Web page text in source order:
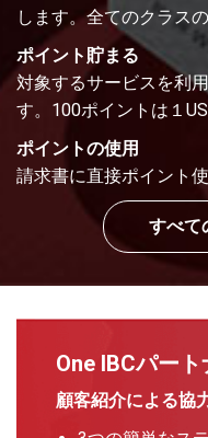
します。全てのクラス
ポイント貯まる
対象するサービスを利
す。100ポイントは１
ポイントの使用
請求書に直接ポイント使
すべて
One IBCパート
顧客紹介による協